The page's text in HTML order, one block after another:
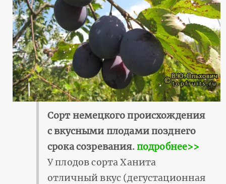
Сорт немецкого происхождения
с вкусными плодами позднего
срока созревания.подробнее>>
У плодов сорта Ханита
отличный вкус (дегустационная